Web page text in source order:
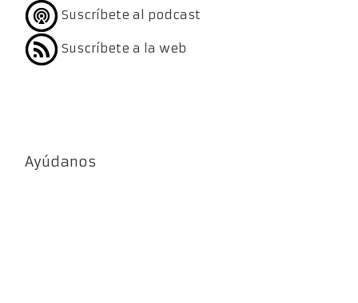
Suscríbete al podcast
Suscríbete a la web
Ayúdanos